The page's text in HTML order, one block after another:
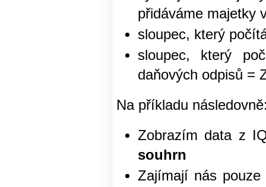
přidáváme majetky
sloupec, který
sloupec, který
daňových odpisů =
Na příkladu
Zobrazím data z
souhrn
Zajímají nás